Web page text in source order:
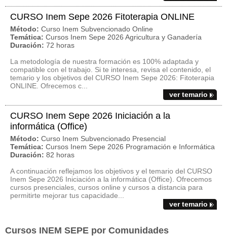
CURSO Inem Sepe 2026 Fitoterapia ONLINE
Método: Curso Inem Subvencionado Online
Temática: Cursos Inem Sepe 2026 Agricultura y Ganadería
Duración: 72 horas
La metodología de nuestra formación es 100% adaptada y
compatible con el trabajo. Si te interesa, revisa el contenido, el
temario y los objetivos del CURSO Inem Sepe 2026: Fitoterapia
ONLINE. Ofrecemos c...
ver temario
CURSO Inem Sepe 2026 Iniciación a la
informática (Office)
Método: Curso Inem Subvencionado Presencial
Temática: Cursos Inem Sepe 2026 Programación e Informática
Duración: 82 horas
A continuación reflejamos los objetivos y el temario del CURSO
Inem Sepe 2026 Iniciación a la informática (Office). Ofrecemos
cursos presenciales, cursos online y cursos a distancia para
permitirte mejorar tus capacidade...
ver temario
Cursos INEM SEPE por Comunidades